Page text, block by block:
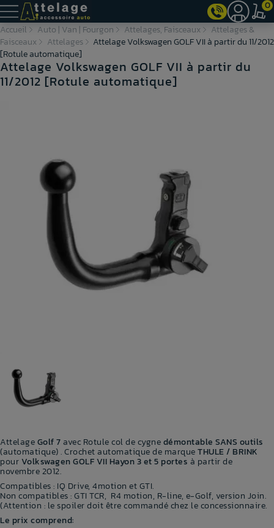
0
Accueil
Auto | Van | Fourgon Attelages, Faisceaux
Attelages &
Faisceaux
Attelages
Attelage Volkswagen GOLF VII à partir du 11/2012
[Rotule automatique]
Attelage Volkswagen GOLF VII à partir du
11/2012 [Rotule automatique]
AttelageGolf 7avec Rotule col de cygnedémontable SANS outils
(automatique) . Crochet automatique de marqueTHULE / BRINK
pourVolkswagen GOLF VII Hayon 3 et 5 portes à partir de
novembre 2012.
Compatibles : IQ Drive, 4motion et GTI.
Non compatibles : GTI TCR, R4 motion, R-line, e-Golf, version Join.
(Attention : le spoiler doit être commandé chez le concessionnaire.
Le prix comprend: